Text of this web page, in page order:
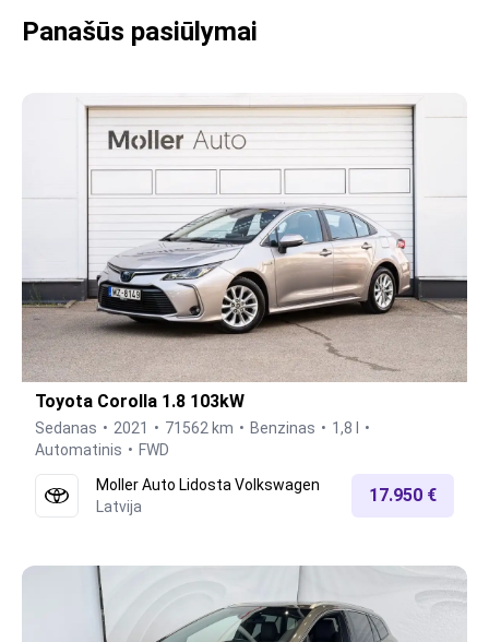
Panašūs pasiūlymai
Toyota Corolla 1.8 103kW
Sedanas 2021 71562 km Benzinas
1,8 l
Automatinis
FWD
Moller Auto Lidosta Volkswagen
Latvija
17.950 €